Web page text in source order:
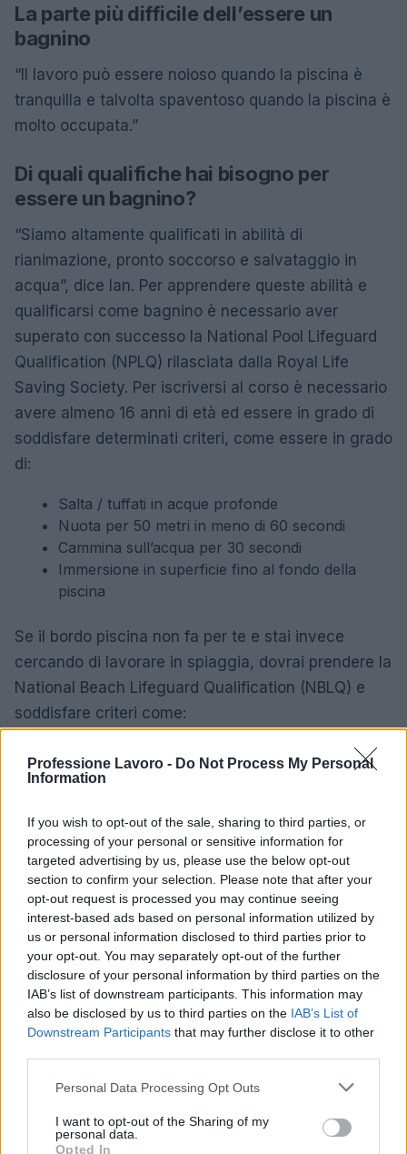
Professione Lavoro - Do Not Process My Personal
Information
If you wish to opt-out of the sale, sharing to third parties, or
processing of your personal or sensitive information for
targeted advertising by us, please use the below opt-out
section to confirm your selection. Please note that after your
opt-out request is processed you may continue seeing
interest-based ads based on personal information utilized by
us or personal information disclosed to third parties prior to
your opt-out. You may separately opt-out of the further
disclosure of your personal information by third parties on the
IAB’s list of downstream participants. This information may
also be disclosed by us to third parties on the IAB’s List of
Downstream Participants that may further disclose it to other
Please note that this website/app uses one or more Google
not limited to your visit or usage behaviour. You may click to
grant or deny consent to Google and its third-party tags to
Personal Data Processing Opt Outs
I want to opt-out of the Sharing of my
personal data.
Opted In
La parte più difficile dell’essere un
bagnino
“Il lavoro può essere noioso quando la piscina è
tranquilla e talvolta spaventoso quando la piscina è
molto occupata.”
Di quali qualifiche hai bisogno per
essere un bagnino?
“Siamo altamente qualificati in abilità di
rianimazione, pronto soccorso e salvataggio in
acqua”, dice Ian. Per apprendere queste abilità e
qualificarsi come bagnino è necessario aver
superato con successo la National Pool Lifeguard
Qualification (NPLQ) rilasciata dalla Royal Life
Saving Society. Per iscriversi al corso è necessario
avere almeno 16 anni di età ed essere in grado di
soddisfare determinati criteri, come essere in grado
di:
Salta / tuffati in acque profonde
Nuota per 50 metri in meno di 60 secondi
Cammina sull’acqua per 30 secondi
Immersione in superficie fino al fondo della
piscina
Se il bordo piscina non fa per te e stai invece
cercando di lavorare in spiaggia, dovrai prendere la
National Beach Lifeguard Qualification (NBLQ) e
soddisfare criteri come:
Nuota per 400 metri in un tempo consigliato di
Corri per almeno 400 m
In alternativa, potresti prendere il programma di
salvataggio in piscina NaRS (National Rescue
Standards) assegnato dalla Swimming Teachers
Association, la qualifica NaRS Beach Lifeguard o la
qualifica Surf Life Saving GB (SLSGB).
Hai bisogno di qualifiche aggiuntive? Trova un
corso sul nostro sito Corsi
Le abilità necessarie per essere un
Avrete bisogno di essere energico, accessibile e